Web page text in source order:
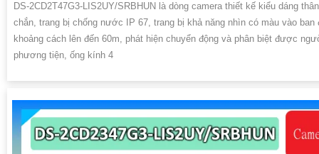
DS-2CD2T47G3-LIS2UY/SRBHUN là dòng camera thiết kế kiểu dáng
chắn, trang bị chống nước IP 67, trang bị khả năng nhìn có màu vào ban
khoảng cách lên đến 60m, phát hiện chuyển động và phân biệt được
phương tiện, ống kính 4